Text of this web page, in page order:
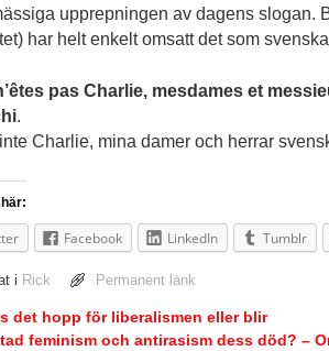
upprepningen av dagens slogan.
har helt enkelt omsatt det som
pas Charlie, mesdames et
.
Charlie, mina damer och herrar
Facebook LinkedIn Tumblr
i Rick Permanent länk
det hopp för liberalismen eller blir
feminism och antirasism dess död? –